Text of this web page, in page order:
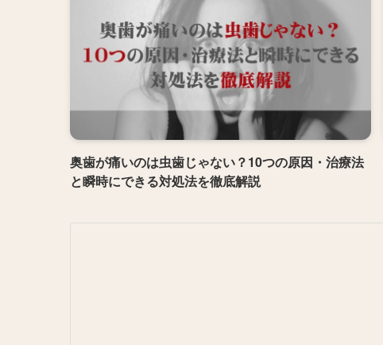
奥歯が痛いのは虫歯じゃない？10つの原因・治療法
と瞬時にできる対処法を徹底解説